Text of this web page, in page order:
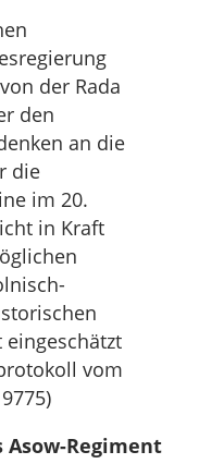
der Rada
den
an die
die
im 20.
in Kraft
eingeschätzt
vom
Regiment